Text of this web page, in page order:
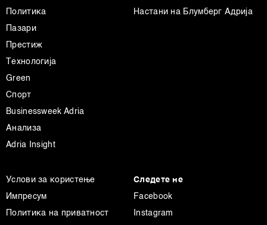
Политика
Пазари
Престиж
Технологија
Green
Спорт
Businessweek Adria
Анализа
Adria Insight
Настани на Блумберг Адрија
Услови за користење
Импресум
Политика на приватност
Следете не
Facebook
Instagram